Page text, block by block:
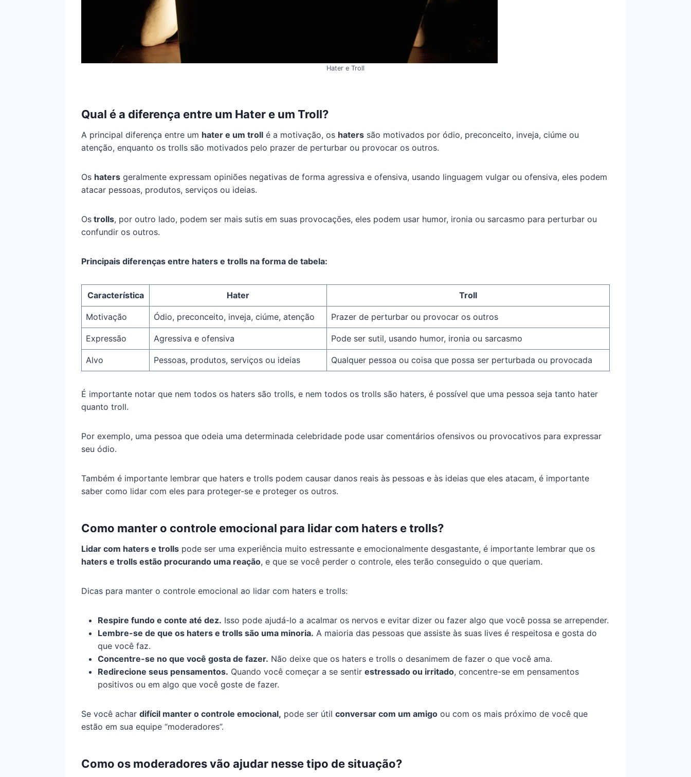
Hater e Troll
Qual é a diferença entre um Hater e um Troll?
A principal diferença entre um hater e um troll é a motivação, os haters são motivados por ódio, preconceito, inveja, ciúme ou
atenção, enquanto os trolls são motivados pelo prazer de perturbar ou provocar os outros.
Os haters geralmente expressam opiniões negativas de forma agressiva e ofensiva, usando linguagem vulgar ou ofensiva, eles podem
atacar pessoas, produtos, serviços ou ideias.
Os trolls, por outro lado, podem ser mais sutis em suas provocações, eles podem usar humor, ironia ou sarcasmo para perturbar ou
confundir os outros.
Principais diferenças entre haters e trolls na forma de tabela:
Característica Hater Troll
Motivação Ódio, preconceito, inveja, ciúme, atenção Prazer de perturbar ou provocar os outros
Expressão Agressiva e ofensiva Pode ser sutil, usando humor, ironia ou sarcasmo
Alvo Pessoas, produtos, serviços ou ideias Qualquer pessoa ou coisa que possa ser perturbada ou provocada
É importante notar que nem todos os haters são trolls, e nem todos os trolls são haters, é possível que uma pessoa seja tanto hater
quanto troll.
Por exemplo, uma pessoa que odeia uma determinada celebridade pode usar comentários ofensivos ou provocativos para expressar
seu ódio.
Também é importante lembrar que haters e trolls podem causar danos reais às pessoas e às ideias que eles atacam, é importante
saber como lidar com eles para proteger-se e proteger os outros.
Como manter o controle emocional para lidar com haters e trolls?
Lidar com haters e trolls pode ser uma experiência muito estressante e emocionalmente desgastante, é importante lembrar que os
haters e trolls estão procurando uma reação, e que se você perder o controle, eles terão conseguido o que queriam.
Dicas para manter o controle emocional ao lidar com haters e trolls:
Respire fundo e conte até dez. Isso pode ajudá-lo a acalmar os nervos e evitar dizer ou fazer algo que você possa se arrepender.
Lembre-se de que os haters e trolls são uma minoria. A maioria das pessoas que assiste às suas lives é respeitosa e gosta do
que você faz.
Concentre-se no que você gosta de fazer. Não deixe que os haters e trolls o desanimem de fazer o que você ama.
Redirecione seus pensamentos. Quando você começar a se sentir estressado ou irritado, concentre-se em pensamentos
positivos ou em algo que você goste de fazer.
Se você achar difícil manter o controle emocional, pode ser útil conversar com um amigo ou com os mais próximo de você que
estão em sua equipe “moderadores”.
Como os moderadores vão ajudar nesse tipo de situação?